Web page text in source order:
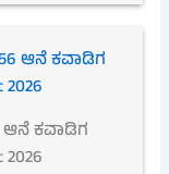
ಆನೆ ಕವಾಡಿಗ